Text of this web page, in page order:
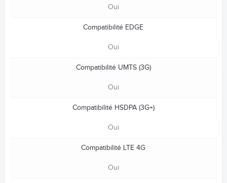
Oui
Compatibilité EDGE
Oui
Compatibilité UMTS (3G)
Oui
Compatibilité HSDPA (3G+)
Oui
Compatibilité LTE 4G
Oui